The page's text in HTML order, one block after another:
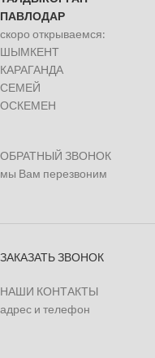
ПАВЛОДАР
скоро открываемся:
ШЫМКЕНТ
КАРАГАНДА
СЕМЕЙ
ОСКЕМЕН
ОБРАТНЫЙ ЗВОНОК
мы Вам перезвоним
ЗАКАЗАТЬ ЗВОНОК
НАШИ КОНТАКТЫ
адрес и телефон